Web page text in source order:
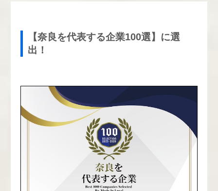
【奈良を代表する企業100選】に選
出！